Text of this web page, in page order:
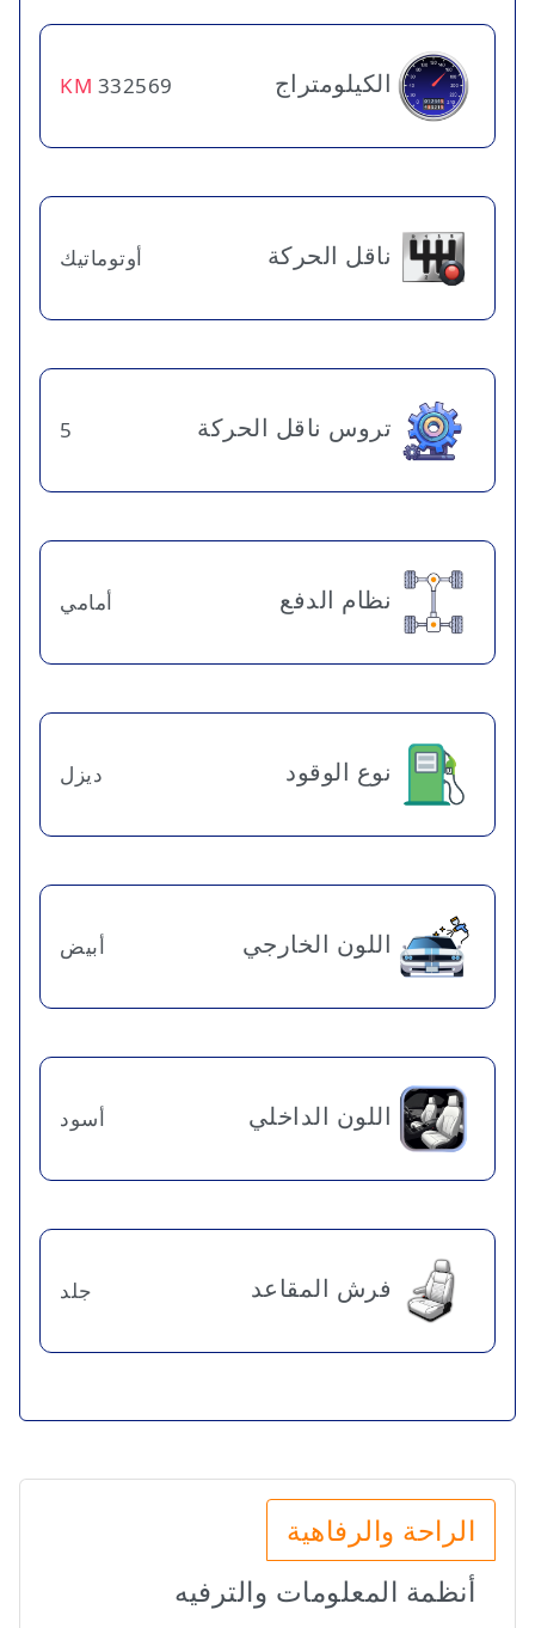
الكيلومتراج 332569
KM
ناقل الحركة أوتوماتيك
تروس ناقل الحركة 5
نظام الدفع أمامي
نوع الوقود ديزل
اللون الخارجي أبيض
اللون الداخلي أسود
فرش المقاعد جلد
الراحة والرفاهية
أنظمة المعلومات والترفيه